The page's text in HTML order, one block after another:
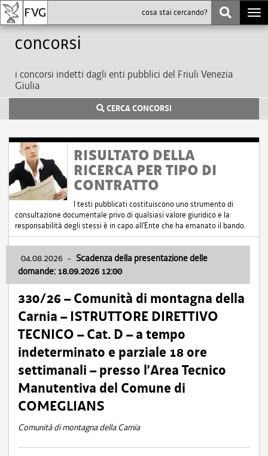
Concorsi
i concorsi indetti dagli enti pubblici del Friuli Venezia
Giulia
CERCA CONCORSI
RISULTATO DELLA
RICERCA PER TIPO DI
CONTRATTO
I testi pubblicati costituiscono uno strumento di
consultazione documentale privo di qualsiasi valore giuridico e la
responsabilità degli stessi è in capo all'Ente che ha emanato il bando.
04.08.2026 - Scadenza della presentazione delle
domande: 18.09.2026 12:00
330/26 – Comunità di montagna della
Carnia – ISTRUTTORE DIRETTIVO
TECNICO – Cat. D – a tempo
indeterminato e parziale 18 ore
settimanali – presso l’Area Tecnico
Manutentiva del Comune di
COMEGLIANS
Comunità di montagna della Carnia